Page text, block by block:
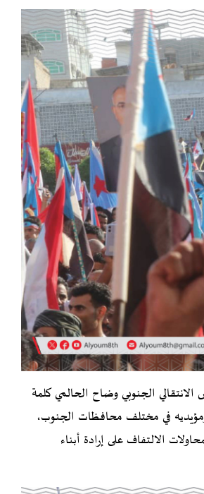
الانتقالي الجنوبي وضاح الحالمي كلمة
في مختلف محافظات الجنوب،
الالتفاف على إرادة أبناء